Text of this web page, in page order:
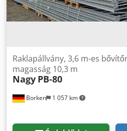
Borken 1 057 km
Raklapállvány, 3,6 m-es
magasság 10,3 m
Nagy PB-80